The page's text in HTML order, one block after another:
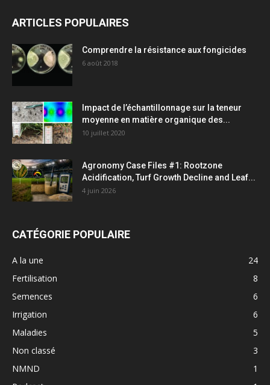
ARTICLES POPULAIRES
Comprendre la résistance aux fongicides
6 août 2018
Impact de l’échantillonnage sur la teneur
moyenne en matière organique des...
10 juillet 2020
Agronomy Case Files #1: Rootzone
Acidification, Turf Growth Decline and Leaf...
4 juin 2026
CATÉGORIE POPULAIRE
A la une
24
Fertilisation
8
Semences
6
Irrigation
6
Maladies
5
Non classé
3
NMND
1